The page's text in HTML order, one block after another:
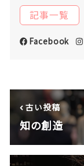
記事一覧
Facebook
古い投稿
知の創造